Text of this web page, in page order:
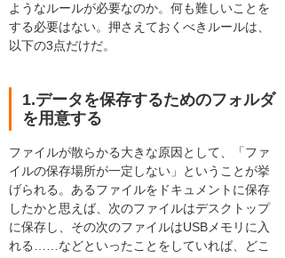
ようなルールが必要なのか。何も難しいことを
する必要はない。押さえておくべきルールは、
以下の3点だけだ。
1.データを保存するためのフォルダ
を用意する
ファイルが散らかる大きな原因として、「ファ
イルの保存場所が一定しない」ということが挙
げられる。あるファイルをドキュメントに保存
したかと思えば、次のファイルはデスクトップ
に保存し、その次のファイルはUSBメモリに入
れる……などといったことをしていれば、どこ